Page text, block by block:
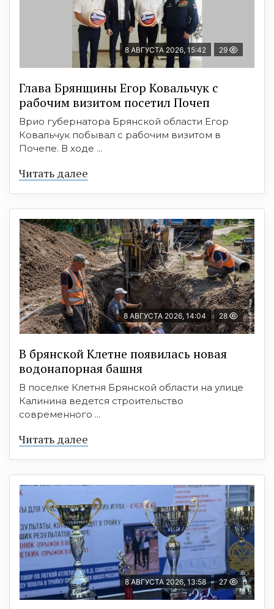
8 АВГУСТА 2026, 15:42 29
Глава Брянщины Егор Ковальчук с
рабочим визитом посетил Почеп
Врио губернатора Брянской области Егор
Ковальчук побывал с рабочим визитом в
Почепе. В ходе ...
Читать далее
8 АВГУСТА 2026, 14:04 28
В брянской Клетне появилась новая
водонапорная башня
В поселке Клетня Брянской области на улице
Калинина ведется строительство
современного ...
Читать далее
8 АВГУСТА 2026, 13:58 27